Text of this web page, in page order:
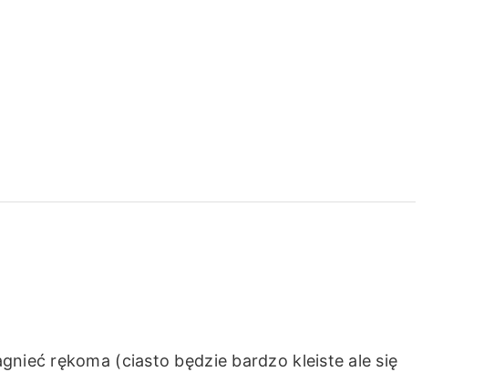
rękoma (ciasto będzie bardzo kleiste ale się